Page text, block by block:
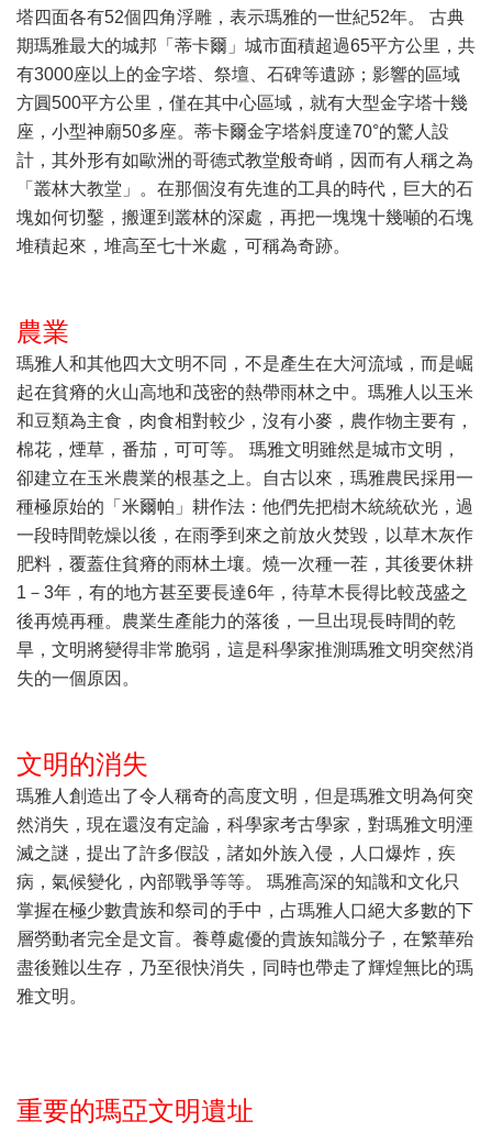
塔四面各有52個四角浮雕，表示瑪雅的一世紀52年。 古典
期瑪雅最大的城邦「蒂卡爾」城市面積超過65平方公里，共
有3000座以上的金字塔、祭壇、石碑等遺跡；影響的區域
方圓500平方公里，僅在其中心區域，就有大型金字塔十幾
座，小型神廟50多座。蒂卡爾金字塔斜度達70°的驚人設
計，其外形有如歐洲的哥德式教堂般奇峭，因而有人稱之為
「叢林大教堂」。在那個沒有先進的工具的時代，巨大的石
塊如何切鑿，搬運到叢林的深處，再把一塊塊十幾噸的石塊
堆積起來，堆高至七十米處，可稱為奇跡。
農業
瑪雅人和其他四大文明不同，不是產生在大河流域，而是崛
起在貧瘠的火山高地和茂密的熱帶雨林之中。瑪雅人以玉米
和豆類為主食，肉食相對較少，沒有小麥，農作物主要有，
棉花，煙草，番茄，可可等。 瑪雅文明雖然是城市文明，
卻建立在玉米農業的根基之上。自古以來，瑪雅農民採用一
種極原始的「米爾帕」耕作法：他們先把樹木統統砍光，過
一段時間乾燥以後，在雨季到來之前放火焚毀，以草木灰作
肥料，覆蓋住貧瘠的雨林土壤。燒一次種一茬，其後要休耕
1－3年，有的地方甚至要長達6年，待草木長得比較茂盛之
後再燒再種。農業生產能力的落後，一旦出現長時間的乾
旱，文明將變得非常脆弱，這是科學家推測瑪雅文明突然消
失的一個原因。
文明的消失
瑪雅人創造出了令人稱奇的高度文明，但是瑪雅文明為何突
然消失，現在還沒有定論，科學家考古學家，對瑪雅文明湮
滅之謎，提出了許多假設，諸如外族入侵，人口爆炸，疾
病，氣候變化，內部戰爭等等。 瑪雅高深的知識和文化只
掌握在極少數貴族和祭司的手中，占瑪雅人口絕大多數的下
層勞動者完全是文盲。養尊處優的貴族知識分子，在繁華殆
盡後難以生存，乃至很快消失，同時也帶走了輝煌無比的瑪
雅文明。
重要的瑪亞文明遺址